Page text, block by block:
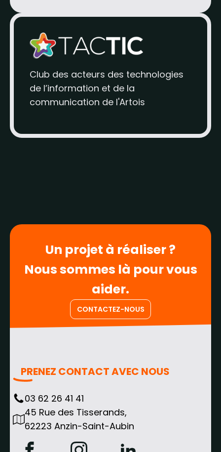
Club des acteurs des technologies
de l’information et de la
communication de l'Artois
Un projet à réaliser ?
Nous sommes là pour vous
aider.
CONTACTEZ-NOUS
PRENEZ CONTACT AVEC NOUS
03 62 26 41 41
45 Rue des Tisserands,
62223 Anzin-Saint-Aubin